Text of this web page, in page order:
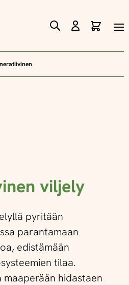
Skip
Content
viljely
pyritään
parantamaan
edistämään
tilaa.
hidastaen